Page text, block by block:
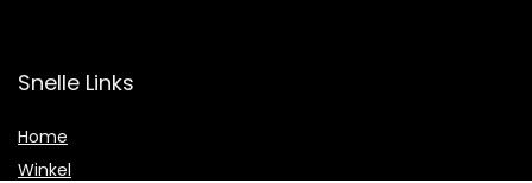
Snelle Links
Home
Winkel